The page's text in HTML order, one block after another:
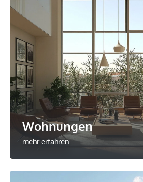
Wohnungen
mehr erfahren